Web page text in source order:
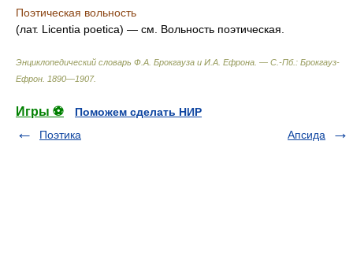
Поэтическая вольность
(лат. Licentia poetica) — см. Вольность поэтическая.
Энциклопедический словарь Ф.А. Брокгауза и И.А. Ефрона. — С.-Пб.: Брокгауз-
Ефрон 1890—1907.
Игры ⚽
Поможем сделать НИР
Поэтика
Апсида